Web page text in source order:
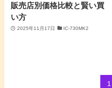
販売店別価格比較と賢い買
い方
2025年11月17日 IC-730MK2
1